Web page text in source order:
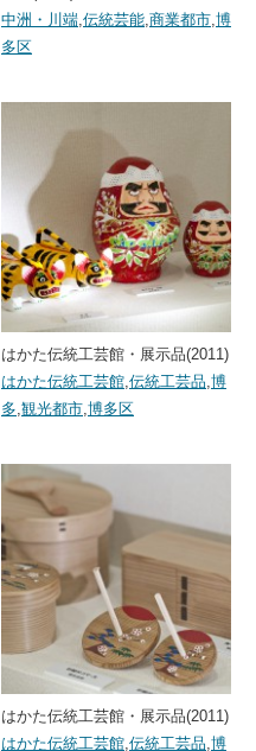
中洲・川端,伝統芸能,商業都市,博
多区
はかた伝統工芸館・展示品(2011)
はかた伝統工芸館,伝統工芸品,博
多,観光都市,博多区
はかた伝統工芸館・展示品(2011)
はかた伝統工芸館,伝統工芸品,博